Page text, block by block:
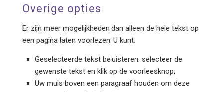
Overige opties
Er zijn meer mogelijkheden dan alleen de hele tekst op
een pagina laten voorlezen. U kunt:
Geselecteerde tekst beluisteren: selecteer de
gewenste tekst en klik op de voorleesknop;
Uw muis boven een paragraaf houden om deze